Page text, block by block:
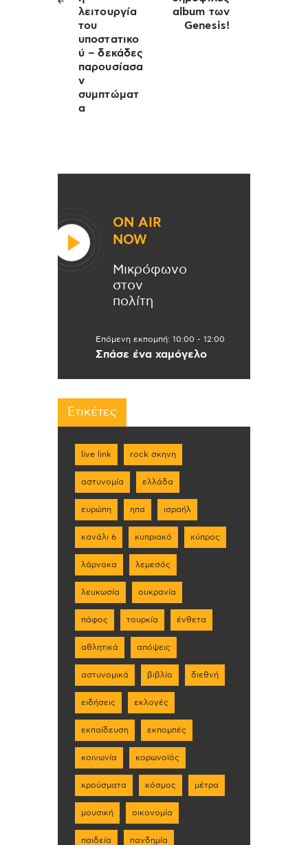
λειτουργία
του
υποστατικο
ύ – δεκάδες
παρουσίασα
ν
συμπτώματ
α
album των
Genesis!
ON AIR
NOW
Μικρόφωνο
στον
πολίτη
Επόμενη εκπομπή: 10:00 - 12:00
Σπάσε ένα χαμόγελο
Ετικέτες
live link rock σκηνη
αστυνομία ελλάδα
ευρώπη ηπα ισραήλ
κανάλι 6 κυπριακό κύπρος
λάρνακα λεμεσός
λευκωσία ουκρανία
πάφος τουρκία ένθετα
αθλητικά απόψεις
αστυνομικά βιβλίο διεθνή
ειδήσεις εκλογές
εκπαίδευση εκπομπές
κοινωνία κορωνοϊός
κρούσματα κόσμος μέτρα
μουσική οικονομία
παιδεία πανδημία